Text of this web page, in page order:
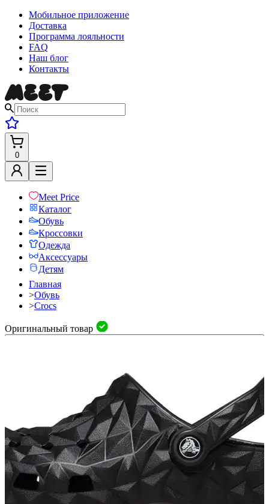
Мобильное приложение
Доставка
Программа лояльности
FAQ
Наш блог
Контакты
0
Meet Price
Каталог
Обувь
Кроссовки
Одежда
Аксессуары
Детям
Главная
>Обувь
>Crocs
Оригинальный товар